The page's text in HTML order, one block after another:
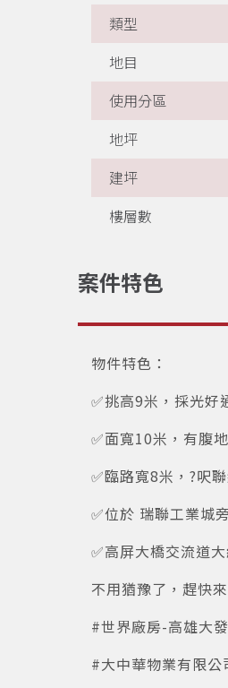
類型
地目
使用分區
地坪
建坪
樓層數
案件特色
物件特色：
✅挑高9米，採光好
✅面寬10米，有腹
✅臨路寬8米，?呎
✅位於 瑞聯工業城
✅高屏大橋交流道
不用猶豫了，趕快
#世界廠房-高雄大
#大中華物業有限公